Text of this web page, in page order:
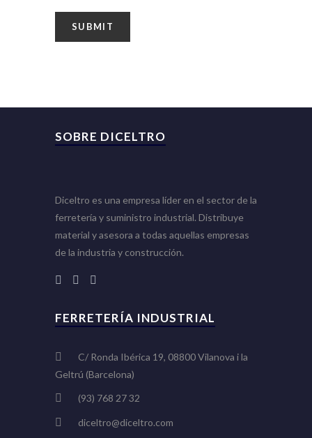
SOBRE DICELTRO
Diceltro es una empresa líder en el sector de la
ferretería y suministro industrial. Distribuye
material y asesora a todas aquellas empresas
de la industria y construcción.
FERRETERÍA INDUSTRIAL
C/ Ronda Ibérica 19, 08800 Vilanova i la
Geltrú (Barcelona)
(93) 768 27 32
diceltro@diceltro.com